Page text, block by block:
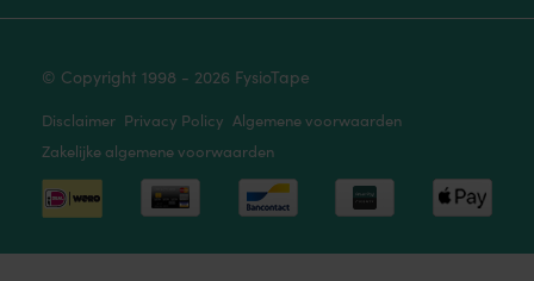
© Copyright 1998 - 2026 FysioTape
Disclaimer Privacy Policy Algemene voorwaarden
Zakelijke algemene voorwaarden